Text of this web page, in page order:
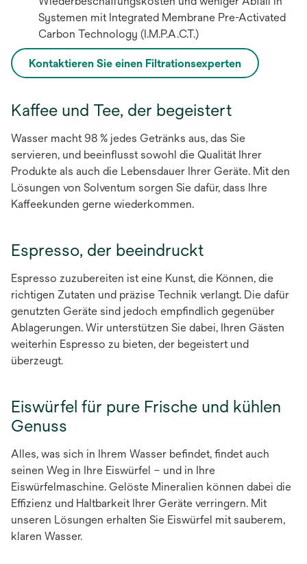
Systemen mit Integrated Membrane Pre-Activated
Carbon Technology (I.M.P.A.C.T.)
Kontaktieren Sie einen Filtrationsexperten
Kaffee und Tee, der begeistert
Wasser macht 98 % jedes Getränks aus, das Sie
servieren, und beeinflusst sowohl die Qualität Ihrer
Produkte als auch die Lebensdauer Ihrer Geräte. Mit den
Lösungen von Solventum sorgen Sie dafür, dass Ihre
Kaffeekunden gerne wiederkommen.
Espresso, der beeindruckt
Espresso zuzubereiten ist eine Kunst, die Können, die
richtigen Zutaten und präzise Technik verlangt. Die dafür
genutzten Geräte sind jedoch empfindlich gegenüber
Ablagerungen. Wir unterstützen Sie dabei, Ihren Gästen
weiterhin Espresso zu bieten, der begeistert und
überzeugt.
Eiswürfel für pure Frische und kühlen
Genuss
Alles, was sich in Ihrem Wasser befindet, findet auch
seinen Weg in Ihre Eiswürfel – und in Ihre
Eiswürfelmaschine. Gelöste Mineralien können dabei die
Effizienz und Haltbarkeit Ihrer Geräte verringern. Mit
unseren Lösungen erhalten Sie Eiswürfel mit sauberem,
klaren Wasser.